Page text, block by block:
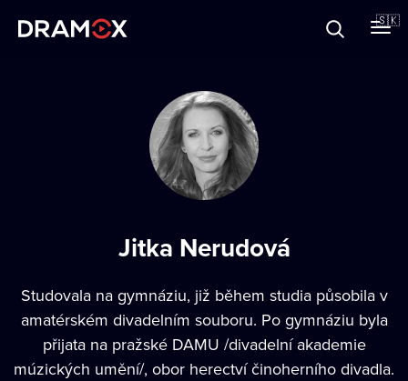
🇸🇰
Jitka Nerudová
Studovala na gymnáziu, již během studia působila v
amatérském divadelním souboru. Po gymnáziu byla
přijata na pražské DAMU /divadelní akademie
múzických umění/, obor herectví činoherního divadla.